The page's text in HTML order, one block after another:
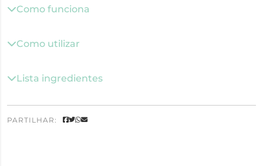
Como funciona
Como utilizar
Lista ingredientes
PARTILHAR: